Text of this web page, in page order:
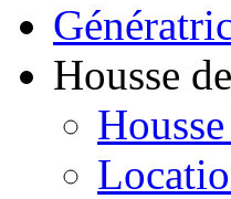
Housse